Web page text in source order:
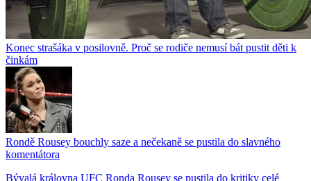
Konec strašáka v posilovně. Proč se rodiče nemusí bát pustit děti k
činkám
Rondě Rousey bouchly saze a nečekaně se pustila do slavného
komentátora
Bývalá královna UFC Ronda Rousey se pustila do kritiky celé